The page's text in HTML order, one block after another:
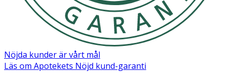
Nöjda kunder är vårt mål
Läs om Apotekets Nöjd kund-garanti